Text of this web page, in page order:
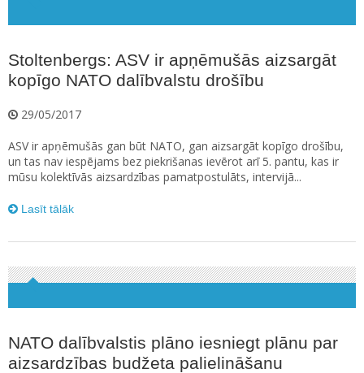
Stoltenbergs: ASV ir apņēmušās aizsargāt
kopīgo NATO dalībvalstu drošību
29/05/2017
ASV ir apņēmušās gan būt NATO, gan aizsargāt kopīgo drošību,
un tas nav iespējams bez piekrišanas ievērot arī 5. pantu, kas ir
mūsu kolektīvās aizsardzības pamatpostulāts, intervijā...
Lasīt tālāk
NATO dalībvalstis plāno iesniegt plānu par
aizsardzības budžeta palielināšanu